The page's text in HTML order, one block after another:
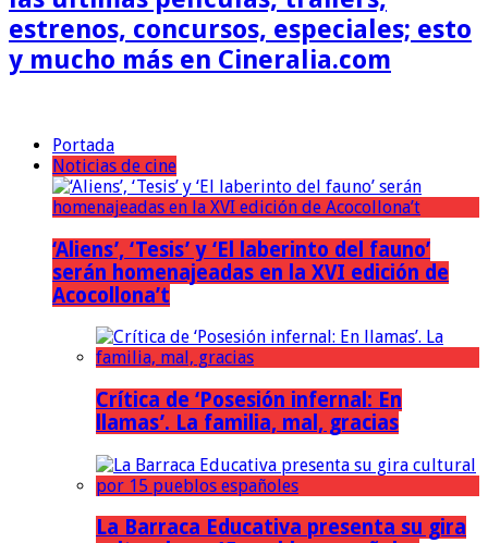
estrenos, concursos, especiales; esto
y mucho más en Cineralia.com
Portada
Noticias de cine
‘Aliens’, ‘Tesis’ y ‘El laberinto del fauno’
serán homenajeadas en la XVI edición de
Acocollona’t
Crítica de ‘Posesión infernal: En
llamas’. La familia, mal, gracias
La Barraca Educativa presenta su gira